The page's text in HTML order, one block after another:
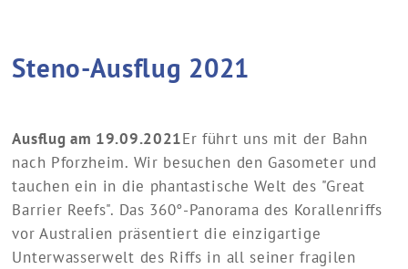
Steno-Ausflug 2021
Ausflug am 19.09.2021Er führt uns mit der Bahn
nach Pforzheim. Wir besuchen den Gasometer und
tauchen ein in die phantastische Welt des "Great
Barrier Reefs". Das 360°-Panorama des Korallenriffs
vor Australien präsentiert die einzigartige
Unterwasserwelt des Riffs in all seiner fragilen